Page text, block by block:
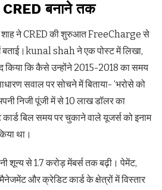
बनाने तक
शाह ने CRED की शुरुआत FreeCharge से
बताई।kunal shah ने एक पोस्ट में लिखा,
किया कि कैसे उन्होंने 2015-2018 का समय
सवाल पर सोचने में बिताया- ‘भरोसे को
निजी पूंजी में से 10 लाख डॉलर का
बिल समय पर चुकाने वाले यूजर्स को इनाम
था।
शून्य से 1.7 करोड़ मेंबर्स तक बढ़ी। पेमेंट,
और क्रेडिट कार्ड के क्षेत्रों में विस्तार